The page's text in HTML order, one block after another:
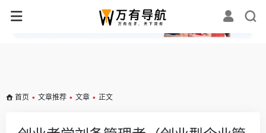
✕
首页 • 文章推荐 • 文章 • 正文